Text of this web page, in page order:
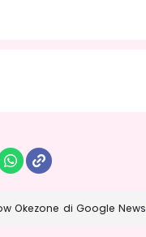
Okezone di Google News